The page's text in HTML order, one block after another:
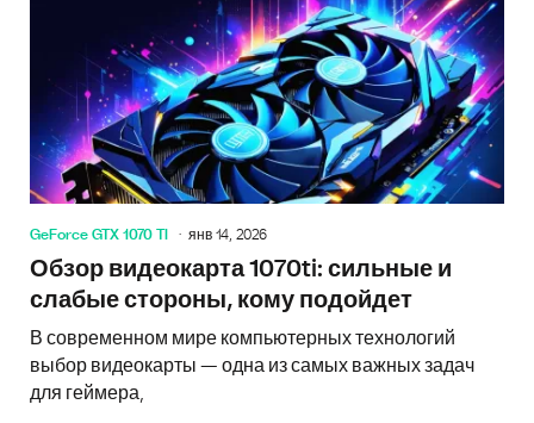
GeForce GTX 1070 TI янв 14, 2026
Обзор видеокарта 1070ti: сильные и
слабые стороны, кому подойдет
В современном мире компьютерных технологий
выбор видеокарты — одна из самых важных задач
для геймера,